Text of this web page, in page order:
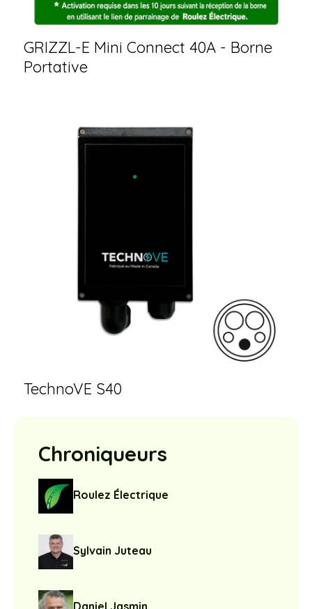
GRIZZL-E Mini Connect 40A - Borne
Portative
TechnoVE S40
Chroniqueurs
Roulez Électrique
Sylvain Juteau
Daniel Jasmin